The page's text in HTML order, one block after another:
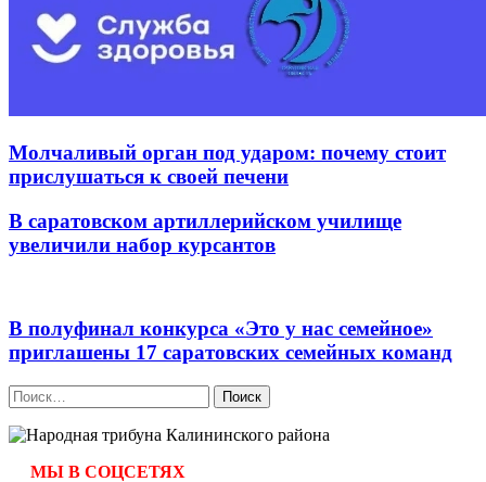
Молчаливый орган под ударом: почему стоит
прислушаться к своей печени
В саратовском артиллерийском училище
увеличили набор курсантов
В полуфинал конкурса «Это у нас семейное»
приглашены 17 саратовских семейных команд
Найти:
МЫ В СОЦСЕТЯХ